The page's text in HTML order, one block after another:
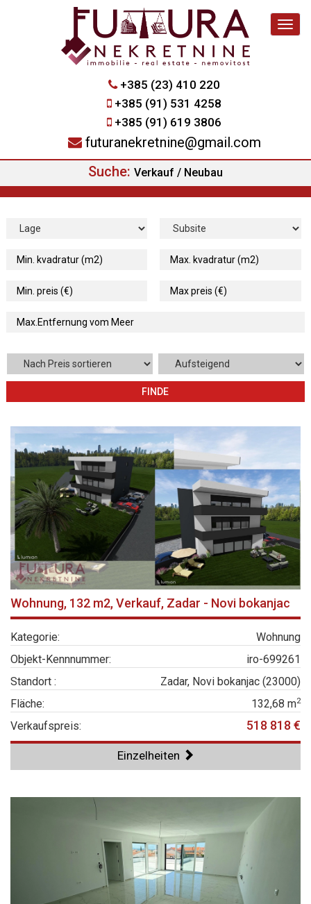
+385 (23) 410 220
+385 (91) 531 4258
+385 (91) 619 3806
futuranekretnine@gmail.com
Suche: Verkauf / Neubau
FINDE
Wohnung, 132 m2, Verkauf, Zadar - Novi bokanjac
Kategorie:
Wohnung
Objekt-Kennnummer:
iro-699261
Standort :
Zadar, Novi bokanjac (23000)
Fläche:
132,68 m2
Verkaufspreis: 518 818 €
Einzelheiten